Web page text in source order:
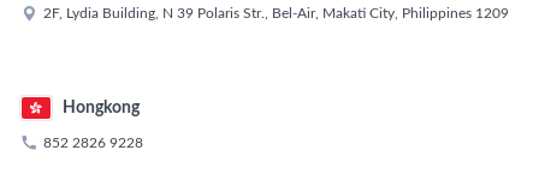
 2F, Lydia Building, N 39 Polaris Str., Bel-Air, Makati City, Philippines 1209
Hongkong
 852 2826 9228